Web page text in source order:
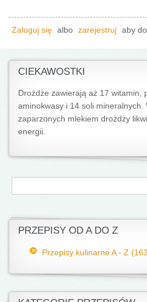
Zaloguj się albo zarejestruj aby
CIEKAWOSTKI
Drożdże zawierają aż 17 witamin,
aminokwasy i 14 soli mineralnych.
zaparzonych mlekiem drożdży
energii.
Formularz wyszukiwania
Szukaj
PRZEPISY OD A DO Z
Przepisy kulinarne A - Z